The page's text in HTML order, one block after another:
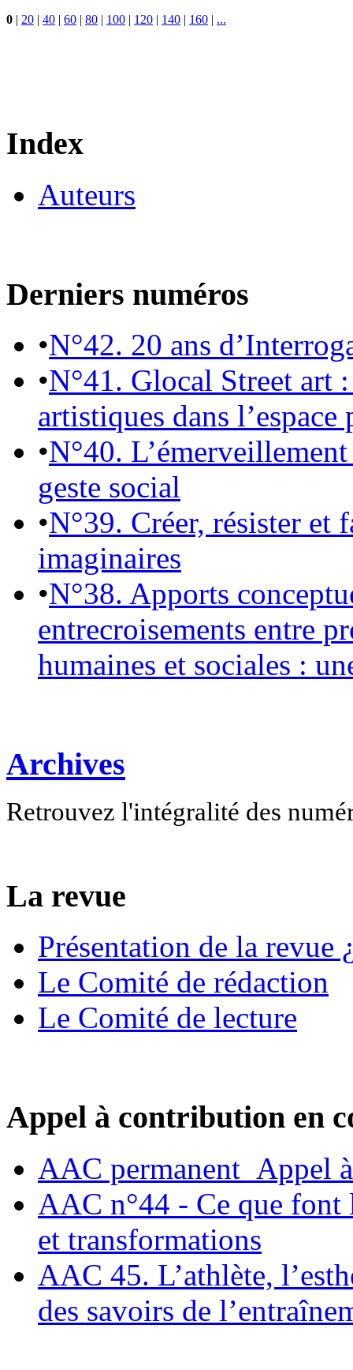
0 | 20 | 40 | 60 | 80 | 100 | 120 | 140 | 160 | ...
Index
Auteurs
Derniers numéros
•N°42. 20 ans
•N°41. Glocal Street art
artistiques dans l’espace
•N°40.
geste social
•N°39. Créer, résister et
imaginaires
•N°38. Apports
entrecroisements entre
humaines et sociales :
Archives
Retrouvez l'intégralité des
La revue
Présentation de la revue
Le Comité de rédaction
Le Comité de lecture
Appel à contribution en
AAC permanent_Appel
AAC n°44 - Ce que font
et transformations
AAC 45. L’athlète,
des savoirs de